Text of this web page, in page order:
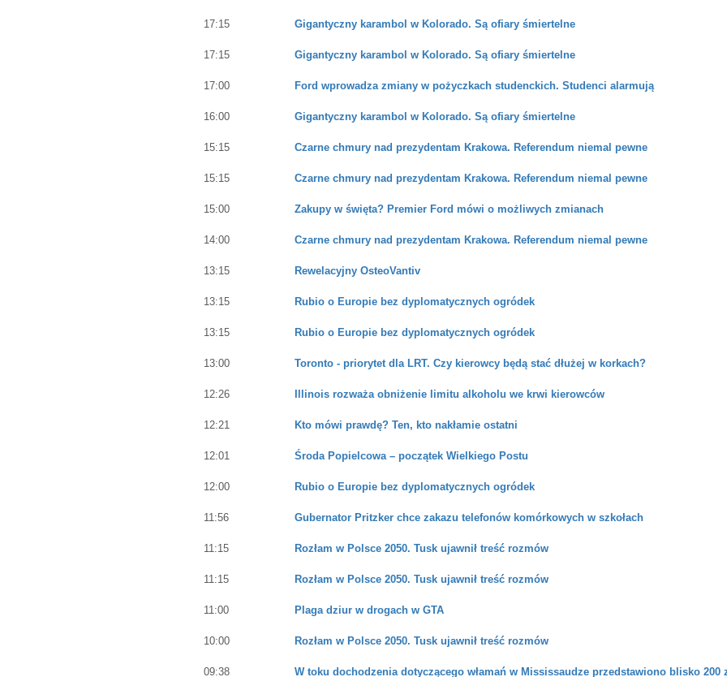
17:15 Gigantyczny karambol w Kolorado. Są ofiary śmiertelne
17:15 Gigantyczny karambol w Kolorado. Są ofiary śmiertelne
17:00 Ford wprowadza zmiany w pożyczkach studenckich. Studenci alarmują
16:00 Gigantyczny karambol w Kolorado. Są ofiary śmiertelne
15:15 Czarne chmury nad prezydentam Krakowa. Referendum niemal pewne
15:15 Czarne chmury nad prezydentam Krakowa. Referendum niemal pewne
15:00 Zakupy w święta? Premier Ford mówi o możliwych zmianach
14:00 Czarne chmury nad prezydentam Krakowa. Referendum niemal pewne
13:15 Rewelacyjny OsteoVantiv
13:15 Rubio o Europie bez dyplomatycznych ogródek
13:15 Rubio o Europie bez dyplomatycznych ogródek
13:00 Toronto - priorytet dla LRT. Czy kierowcy będą stać dłużej w korkach?
12:26 Illinois rozważa obniżenie limitu alkoholu we krwi kierowców
12:21 Kto mówi prawdę? Ten, kto nakłamie ostatni
12:01 Środa Popielcowa – początek Wielkiego Postu
12:00 Rubio o Europie bez dyplomatycznych ogródek
11:56 Gubernator Pritzker chce zakazu telefonów komórkowych w szkołach
11:15 Rozłam w Polsce 2050. Tusk ujawnił treść rozmów
11:15 Rozłam w Polsce 2050. Tusk ujawnił treść rozmów
11:00 Plaga dziur w drogach w GTA
10:00 Rozłam w Polsce 2050. Tusk ujawnił treść rozmów
09:38 W toku dochodzenia dotyczącego włamań w Mississaudze przedstawiono blisko 200